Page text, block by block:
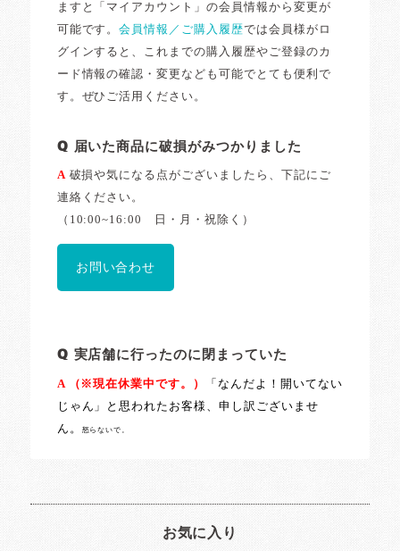
ますと「マイアカウント」の会員情報から変更が
可能です。会員情報／ご購入履歴では会員様がロ
グインすると、これまでの購入履歴やご登録のカ
ード情報の確認・変更なども可能でとても便利で
す。ぜひご活用ください。
Q 届いた商品に破損がみつかりました
A破損や気になる点がございましたら、下記にご
連絡ください。
（10:00~16:00 日・月・祝除く）
お問い合わせ
Q 実店舗に行ったのに閉まっていた
A （※現在休業中です。）
「なんだよ！開いてない
じゃん」と思われたお客様、申し訳ございませ
ん。
怒らないで。
お気に入り